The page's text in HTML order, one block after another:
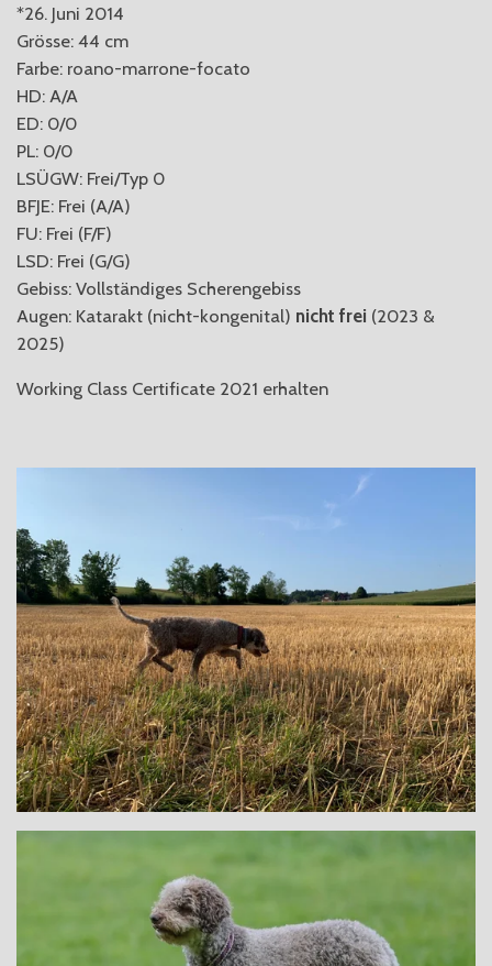
*26. Juni 2014
Grösse: 44 cm
Farbe: roano-marrone-focato
HD: A/A
ED: 0/0
PL: 0/0
LSÜGW: Frei/Typ 0
BFJE: Frei (A/A)
FU: Frei (F/F)
LSD: Frei (G/G)
Gebiss: Vollständiges Scherengebiss
Augen: Katarakt (nicht-kongenital) nicht frei (2023 &
2025)
Working Class Certificate 2021 erhalten